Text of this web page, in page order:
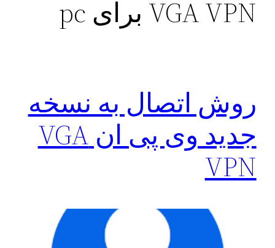
VGA VPN برای pc
روش اتصال به نسخه
جدید وی پی ان VGA
VPN